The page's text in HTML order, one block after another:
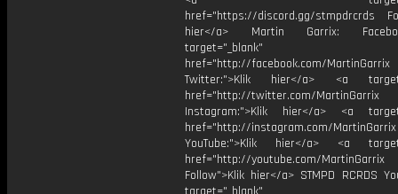
href="https://discord.gg/stmpdrcrds
hier</a> Martin Garrix:
target="_blank"
href="http://facebook.com/MartinGarrix
Twitter:">Klik hier</a> <a
href="http://twitter.com/MartinGarrix
Instagram:">Klik hier</a> <a
href="http://instagram.com/MartinGarrix
YouTube:">Klik hier</a> <a
href="http://youtube.com/MartinGarrix
Follow">Klik hier</a> STMPD RCRDS